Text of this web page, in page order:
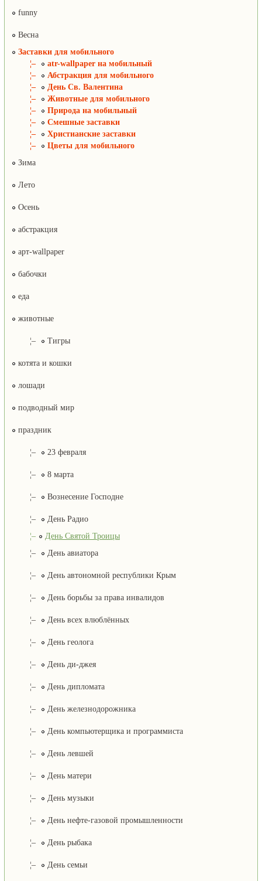
funny
Весна
Заставки для мобильного
¦–
atr-wallpaper на мобильный
¦–
Абстракция для мобильного
¦–
День Св. Валентина
¦–
Животные для мобильного
¦–
Природа на мобильный
¦–
Смешные заставки
¦–
Христианские заставки
¦–
Цветы для мобильного
Зима
Лето
Осень
абстракция
арт-wallpaper
бабочки
еда
животные
¦– Тигры
котята и кошки
лошади
подводный мир
праздник
¦– 23 февраля
¦– 8 марта
¦– Вознесение Господне
¦–
День Радио
¦–
День Святой Троицы
¦–
День авиатора
¦– День автономной республики Крым
¦– День борьбы за права инвалидов
¦– День всех влюблённых
¦– День геолога
¦– День ди-джея
¦– День дипломата
¦– День железнодорожника
¦– День компьютерщика и программиста
¦– День левшей
¦– День матери
¦– День музыки
¦– День нефте-газовой промышленности
¦– День рыбака
¦– День семьи